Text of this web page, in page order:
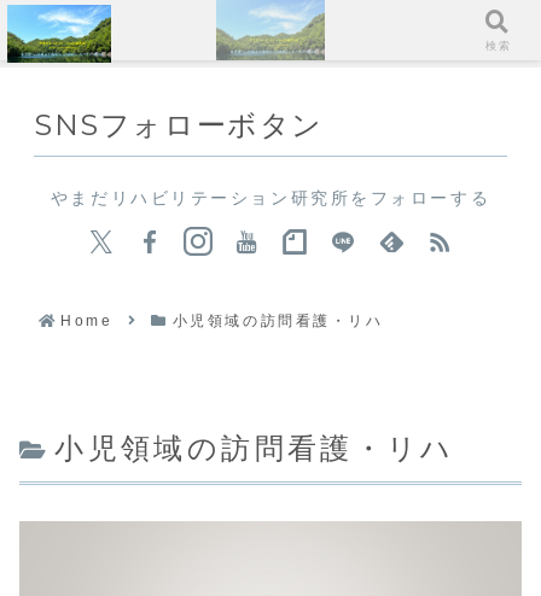
SNSフォローボタン
やまだリハビリテーション研究所をフォローする
Home 小児領域の訪問看護・リハ
小児領域の訪問看護・リハ
メニュー 検索